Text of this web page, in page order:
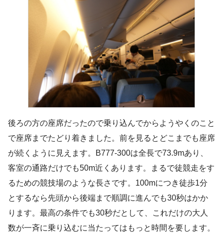
後ろの方の座席だったので乗り込んでからようやくのこと
で座席までたどり着きました。前を見るとどこまでも座席
が続くように見えます。B777-300は全長で73.9mあり、
客室の通路だけでも50m近くあります。まるで徒競走をす
るための競技場のような長さです。100mにつき徒歩1分
とするなら先頭から後端まで順調に進んでも30秒はかか
ります。最高の条件でも30秒だとして、これだけの大人
数が一斉に乗り込むに当たってはもっと時間を要します。